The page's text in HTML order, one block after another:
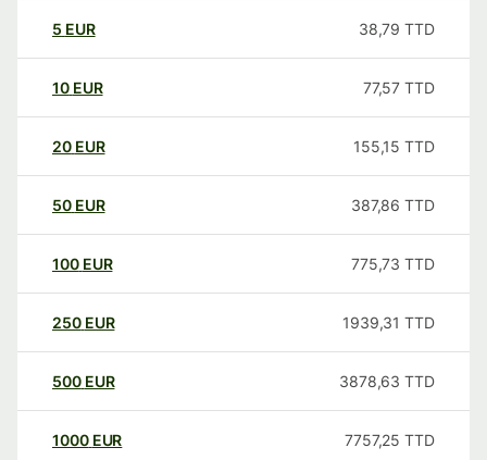
5 EUR 38,79 TTD
10 EUR 77,57 TTD
20 EUR 155,15 TTD
50 EUR 387,86 TTD
100 EUR 775,73 TTD
250 EUR 1939,31 TTD
500 EUR 3878,63 TTD
1000 EUR 7757,25 TTD